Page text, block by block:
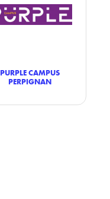
PURPLE CAMPUS
PERPIGNAN